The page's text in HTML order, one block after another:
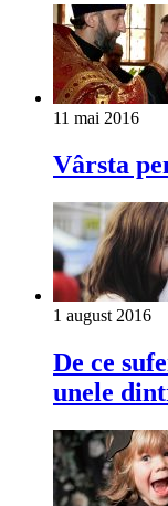
11 mai 2016
Vârsta
1 august 2016
De ce
unele